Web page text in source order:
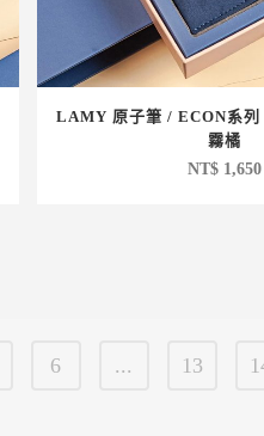
LAMY 原子筆 / ECON系列
霧橘
NT$1,650
6 ... 13